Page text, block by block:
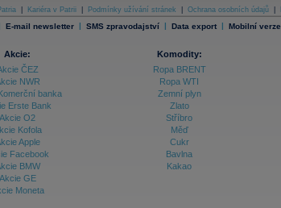
Kariéra v Patrii Podmínky užívání stránek Ochrana osobních údajů
E-mail newsletter | SMS zpravodajství | Data export | Mobilní verze
Akcie:
ČEZ
NWR
banka
Erste Bank
Akcie O2
Kofola
Apple
Facebook
BMW
Akcie GE
Moneta
Komodity:
Ropa BRENT
Ropa WTI
Zemní plyn
Zlato
Stříbro
Měď
Cukr
Bavlna
Kakao